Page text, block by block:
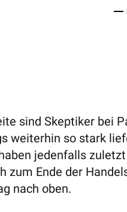
sind Skeptiker bei
weiterhin so stark
jedenfalls
zum Ende der
nach oben.